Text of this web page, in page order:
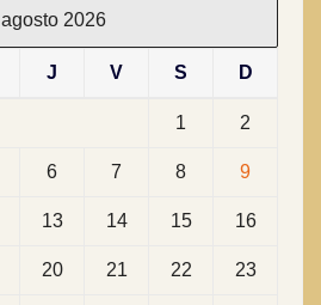
agosto 2026
J V S D
1 2
6 7 8 9
13 14 15 16
20 21 22 23